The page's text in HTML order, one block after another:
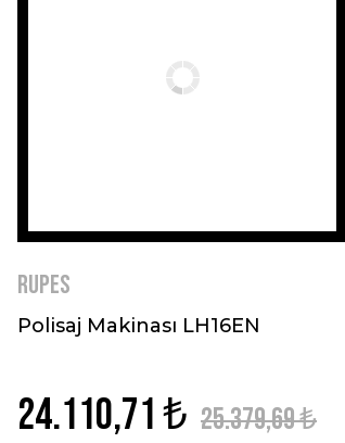
RUPES
Polisaj Makinası LH16EN
24.110,71 ₺ 25.379,69 ₺